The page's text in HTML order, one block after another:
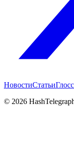
НовостиСтатьи
© 2026